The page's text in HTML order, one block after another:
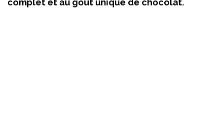
complet et au goût unique de chocolat.